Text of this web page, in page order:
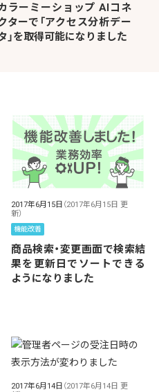
ラーミーショップ AIコネ
ターで「アクセス分析デー
」を取得可能になりました
2017年6月15日 （2017年6月15日 更
新）
機能改善
商品検索・変更画面で検索結
果を更新日でソートできる
ようになりました
2017年6月14日 （2017年6月14日 更